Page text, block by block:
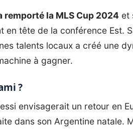
remporté la MLS Cup 2024 et
tête de la conférence Est.
talents locaux a créé une
à gagner.
?
envisagerait un retour en
dans son Argentine natale.